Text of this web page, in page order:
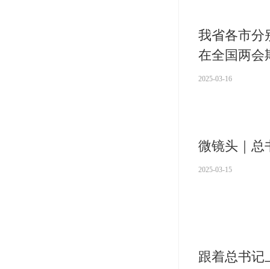
我省各市分
在全国两会
2025-03-16
微镜头｜总
2025-03-15
跟着总书记